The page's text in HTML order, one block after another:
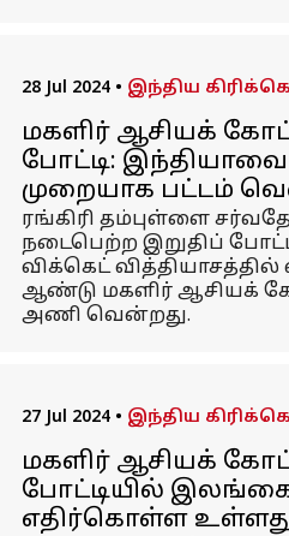
28 Jul 2024 • இந்திய
மகளிர் ஆசியக்
போட்டி: இந்தியாவை
முறையாக பட்டம்
ரங்கிரி தம்புள்ளை
நடைபெற்ற இறுதிப்
விக்கெட் வித்தியாசத்தில்
ஆண்டு மகளிர் ஆசியக்
அணி வென்றது.
27 Jul 2024 • இந்திய
மகளிர் ஆசியக்
போட்டியில்
எதிர்கொள்ள